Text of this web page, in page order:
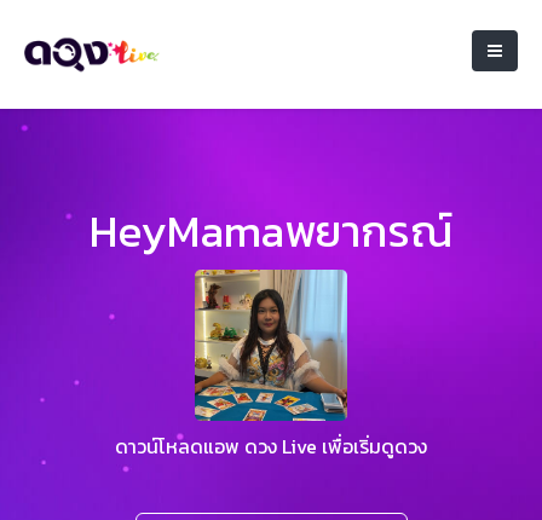
HeyMamaพยากรณ์
ดาวน์โหลดแอพ ดวง Live เพื่อเริ่มดูดวง